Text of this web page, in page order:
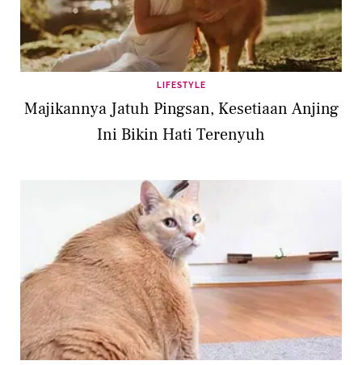
LIFESTYLE
Majikannya Jatuh Pingsan, Kesetiaan Anjing
Ini Bikin Hati Terenyuh